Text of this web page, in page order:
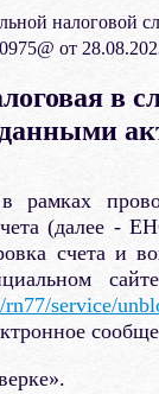
налоговой
от
в
в рамках
(далее -
счета и
service/